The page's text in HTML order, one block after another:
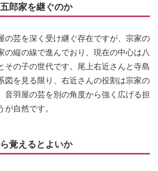
郎家を継ぐのか
の芸を深く受け継ぐ存在ですが、宗家の
の縦の線で進んでおり、現在の中心は八
その子の世代です。尾上右近さんと寺島
図を見る限り、右近さんの役割は宗家の
音羽屋の芸を別の角度から強く広げる担
が自然です。
覚えるとよいか